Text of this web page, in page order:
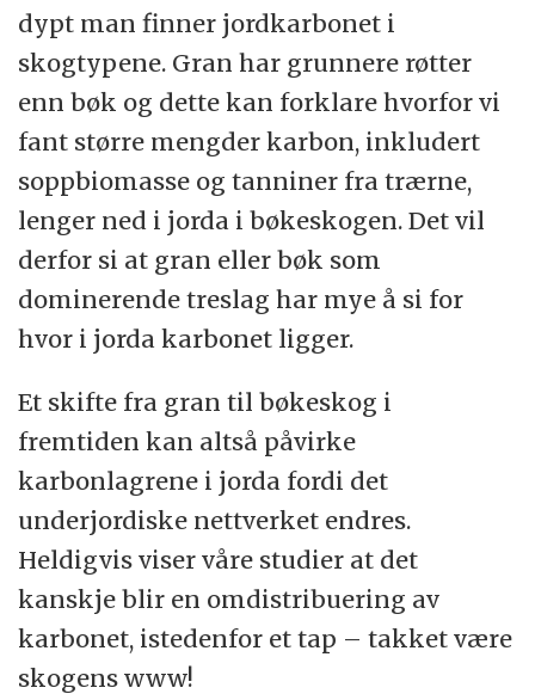
dypt man finner jordkarbonet i
skogtypene. Gran har grunnere røtter
enn bøk og dette kan forklare hvorfor vi
fant større mengder karbon, inkludert
soppbiomasse og tanniner fra trærne,
lenger ned i jorda i bøkeskogen. Det vil
derfor si at gran eller bøk som
dominerende treslag har mye å si for
hvor i jorda karbonet ligger.
Et skifte fra gran til bøkeskog i
fremtiden kan altså påvirke
karbonlagrene i jorda fordi det
underjordiske nettverket endres.
Heldigvis viser våre studier at det
kanskje blir en omdistribuering av
karbonet, istedenfor et tap – takket være
skogens www!